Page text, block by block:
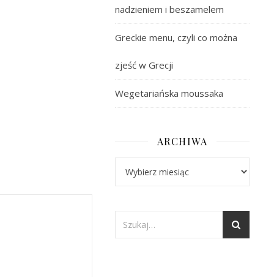
nadzieniem i beszamelem
Greckie menu, czyli co można
zjeść w Grecji
Wegetariańska moussaka
ARCHIWA